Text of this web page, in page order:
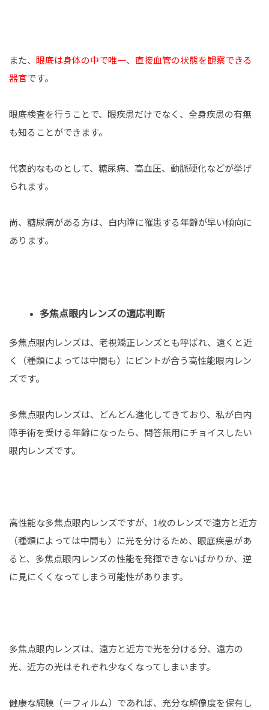
また、 眼底は身体の中で唯一、直接血管の状態を観察できる
器官です。
眼底検査を行うことで、眼疾患だけでなく、全身疾患の有無
も知ることができます。
代表的なものとして、糖尿病、高血圧、動脈硬化などが挙げ
られます。
尚、糖尿病がある方は、白内障に罹患する年齢が早い傾向に
あります。
多焦点眼内レンズの適応判断
多焦点眼内レンズは、老視矯正レンズとも呼ばれ、遠くと近
く（種類によっては中間も）にピントが合う高性能眼内レン
ズです。
多焦点眼内レンズは、どんどん進化してきており、私が白内
障手術を受ける年齢になったら、問答無用にチョイスしたい
眼内レンズです。
高性能な多焦点眼内レンズですが、1枚のレンズで遠方と近方
（種類によっては中間も）に光を分けるため、眼底疾患があ
ると、多焦点眼内レンズの性能を発揮できないばかりか、逆
に見にくくなってしまう可能性があります。
多焦点眼内レンズは、遠方と近方で光を分ける分、遠方の
光、近方の光はそれぞれ少なくなってしまいます。
健康な網膜（＝フィルム）であれば、充分な解像度を保有し